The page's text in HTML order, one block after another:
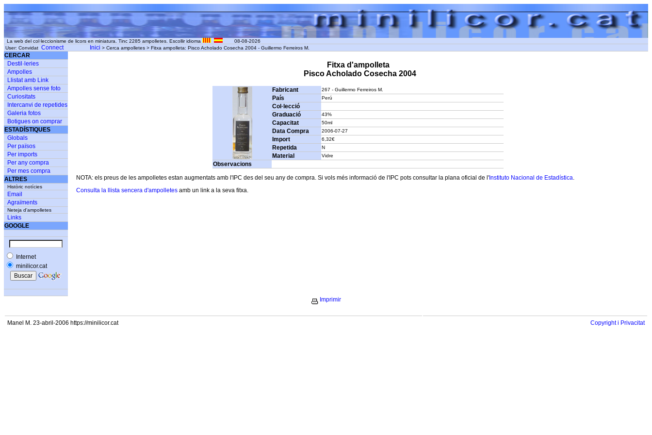
La web del col·leccionisme de licors en miniatura. Tinc 2285 ampolletes. Escollir idioma
08-08-2026
User: Convidat Connect Inici > Cerca ampolletes > Fitxa ampolleta: Pisco Acholado Cosecha 2004 - Guillermo Ferreiros M.
CERCAR
Destil·leries
Ampolles
Llistat amb Link
Ampolles sense foto
Curiositats
Intercanvi de repetides
Galeria fotos
Botigues on comprar
ESTADÍSTIQUES
Globals
Per països
Per imports
Per any compra
Per mes compra
ALTRES
Històric notícies
Email
Agraïments
Neteja d'ampolletes
Links
GOOGLE
Internet
minilicor.cat
Fitxa d'ampolleta
Pisco Acholado Cosecha 2004
Fabricant 267 - Guillermo Ferreiros M.
País Perú
Col·lecció
Graduació
43%
Capacitat 50ml
Data Compra 2006-07-27
Import 6,32€
Repetida N
Material Vidre
Observacions
NOTA: els preus de les ampolletes estan augmentats amb l'IPC des del seu any de compra. Si vols més informació de l'IPC pots consultar la plana oficial de l' Instituto Nacional de Estadística.
Consulta la llista sencera d'ampolletes amb un link a la seva fitxa.
Imprimir
Manel M. 23-abril-2006 https://minilicor.cat Copyright i Privacitat